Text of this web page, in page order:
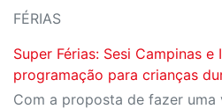
FÉRIAS
Super Férias: Sesi Campinas
programação para crianças